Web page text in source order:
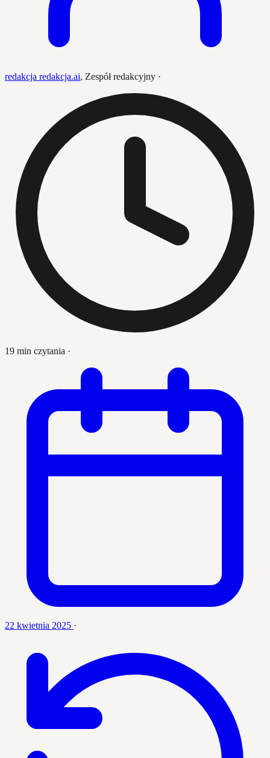
redakcja redakcja.ai, Zespół redakcyjny ·
19 min czytania ·
22 kwietnia 2025 ·